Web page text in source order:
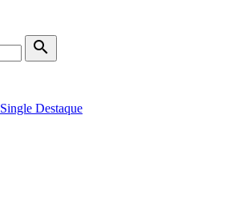
search
Single Destaque